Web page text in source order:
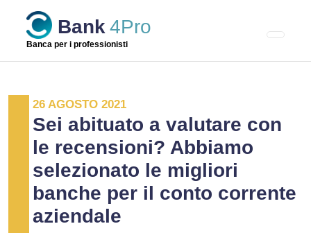
content
Bank 4Pro
Banca per i professionisti
26 AGOSTO 2021
Sei abituato a valutare con
le recensioni? Abbiamo
selezionato le migliori
banche per il conto corrente
aziendale